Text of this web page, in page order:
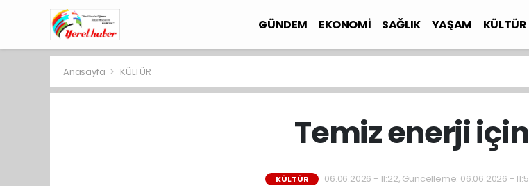
GÜNDEM EKONOMİ SAĞLIK YAŞAM KÜLTÜR
Anasayfa KÜLTÜR
Temiz enerji
KÜLTÜR 06.06.2026 - 11:22, Güncelleme: 06.06.2026 -